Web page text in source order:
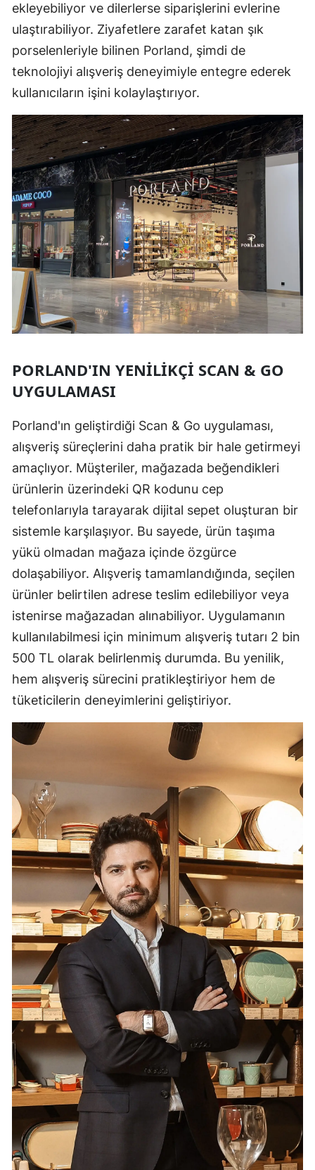
ekleyebiliyor ve dilerlerse siparişlerini evlerine
ulaştırabiliyor. Ziyafetlere zarafet katan şık
porselenleriyle bilinen Porland, şimdi de
teknolojiyi alışveriş deneyimiyle entegre ederek
kullanıcıların işini kolaylaştırıyor.
PORLAND'IN YENILIKÇI SCAN & GO
UYGULAMASI
Porland'ın geliştirdiği Scan & Go uygulaması,
alışveriş süreçlerini daha pratik bir hale getirmeyi
amaçlıyor. Müşteriler, mağazada beğendikleri
ürünlerin üzerindeki QR kodunu cep
telefonlarıyla tarayarak dijital sepet oluşturan bir
sistemle karşılaşıyor. Bu sayede, ürün taşıma
yükü olmadan mağaza içinde özgürce
dolaşabiliyor. Alışveriş tamamlandığında, seçilen
ürünler belirtilen adrese teslim edilebiliyor veya
istenirse mağazadan alınabiliyor. Uygulamanın
kullanılabilmesi için minimum alışveriş tutarı 2 bin
500 TL olarak belirlenmiş durumda. Bu yenilik,
hem alışveriş sürecini pratikleştiriyor hem de
tüketicilerin deneyimlerini geliştiriyor.